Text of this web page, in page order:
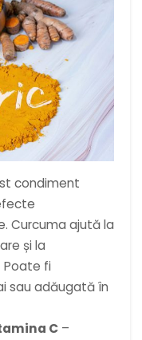
condiment
Curcuma ajută la
și la
Poate fi
sau adăugată în
C –